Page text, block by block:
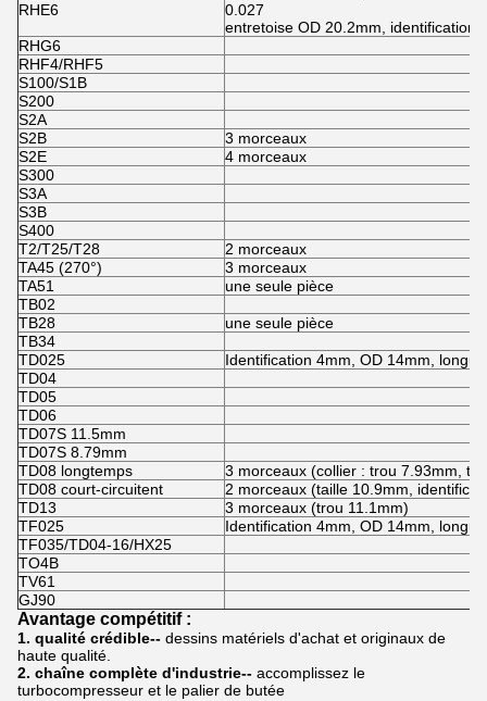
RHE6
0.027
entretoise OD 20.2mm, identification
RHG6
RHF4/RHF5
S100/S1B
S200
S2A
S2B
3 morceaux
S2E
4 morceaux
S300
S3A
S3B
S400
T2/T25/T28
2 morceaux
TA45 (270°)
3 morceaux
TA51
une seule pièce
TB02
TB28
une seule pièce
TB34
TD025
Identification 4mm, OD 14mm,
TD04
TD05
TD06
TD07S 11.5mm
TD07S 8.79mm
TD08 longtemps
3 morceaux (collier : trou 7.93mm,
TD08 court-circuitent
2 morceaux (taille 10.9mm,
TD13
3 morceaux (trou 11.1mm)
TF025
Identification 4mm, OD 14mm,
TF035/TD04-16/HX25
TO4B
TV61
GJ90
Avantage compétitif :
1. qualité crédible-- dessins matériels d'achat et originaux de
haute qualité.
2. chaîne complète d'industrie-- accomplissez le
turbocompresseur et le palier de butée